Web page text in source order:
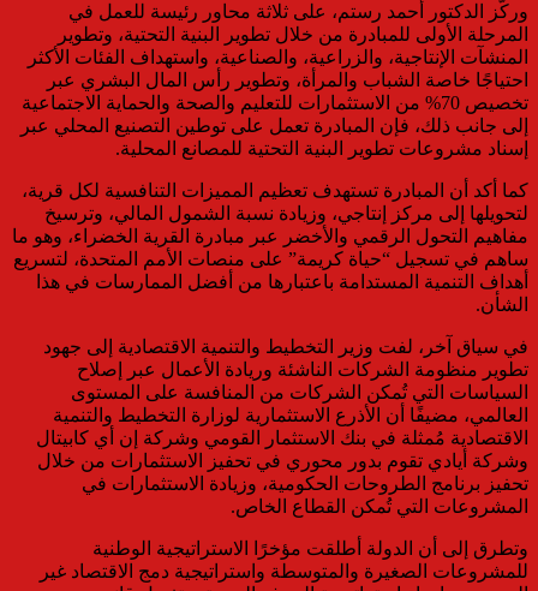
وركّز الدكتور أحمد رستم، على ثلاثة محاور رئيسة للعمل في
المرحلة الأولى للمبادرة من خلال تطوير البنية التحتية، وتطوير
المنشآت الإنتاجية، والزراعية، والصناعية، واستهداف الفئات الأكثر
احتياجًا خاصة الشباب والمرأة، وتطوير رأس المال البشري عبر
تخصيص 70% من الاستثمارات للتعليم والصحة والحماية الاجتماعية
إلى جانب ذلك، فإن المبادرة تعمل على توطين التصنيع المحلي عبر
إسناد مشروعات تطوير البنية التحتية للمصانع المحلية.
كما أكد أن المبادرة تستهدف تعظيم المميزات التنافسية لكل قرية،
لتحويلها إلى مركز إنتاجي، وزيادة نسبة الشمول المالي، وترسيخ
مفاهيم التحول الرقمي والأخضر عبر مبادرة القرية الخضراء، وهو ما
ساهم في تسجيل “حياة كريمة” على منصات الأمم المتحدة، لتسريع
أهداف التنمية المستدامة باعتبارها من أفضل الممارسات في هذا
الشأن.
في سياق آخر، لفت وزير التخطيط والتنمية الاقتصادية إلى جهود
تطوير منظومة الشركات الناشئة وريادة الأعمال عبر إصلاح
السياسات التي تُمكن الشركات من المنافسة على المستوى
العالمي، مضيفًا أن الأذرع الاستثمارية لوزارة التخطيط والتنمية
الاقتصادية مُمثلة في بنك الاستثمار القومي وشركة إن أي كابيتال
وشركة أيادي تقوم بدور محوري في تحفيز الاستثمارات من خلال
تحفيز برنامج الطروحات الحكومية، وزيادة الاستثمارات في
المشروعات التي تُمكن القطاع الخاص.
وتطرق إلى أن الدولة أطلقت مؤخرًا الاستراتيجية الوطنية
للمشروعات الصغيرة والمتوسطة واستراتيجية دمج الاقتصاد غير